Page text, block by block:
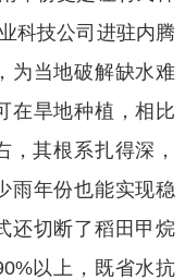
科技公司进驻内腾
为当地破解缺水难
在旱地种植，相比
其根系扎得深，
雨年份也能实现稳
还切断了稻田甲烷
以上，既省水抗